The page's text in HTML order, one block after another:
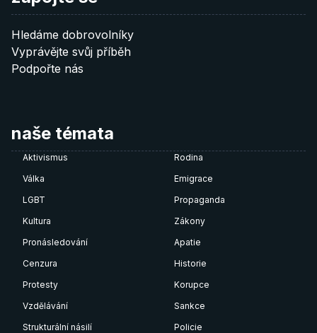
Donate 60 €
Poznámka: QR kódy fungují pouze pokud je
Hledáme dobrovolníky
Vyprávějte svůj příběh
Podpořte nás
naše témata
Aktivismus
Rodina
Válka
Emigrace
LGBT
Propaganda
Kultura
Zákony
Pronásledování
Apatie
Cenzura
Historie
Protesty
Korupce
Vzdělávání
Sankce
Strukturální násilí
Policie